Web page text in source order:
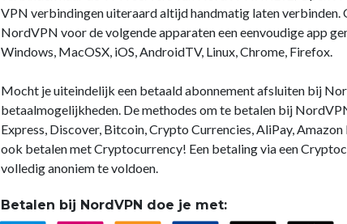
VPN verbindingen uiteraard altijd handmatig laten
NordVPN voor de volgende apparaten een eenvoudige app
Windows, MacOSX, iOS, AndroidTV, Linux, Chrome, Firefox.
Mocht je uiteindelijk een betaald abonnement afsluiten bij
betaalmogelijkheden. De methodes om te betalen bij
Express, Discover, Bitcoin, Crypto Currencies, AliPay, Amazon
ook betalen met Cryptocurrency! Een betaling via een
volledig anoniem te voldoen.
Betalen bij NordVPN doe je met: